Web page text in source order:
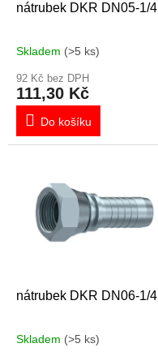
nátrubek DKR DN05-1/4
Skladem (>5 ks)
92 Kč bez DPH
111,30 Kč
Do košíku
nátrubek DKR DN06-1/4
Skladem (>5 ks)